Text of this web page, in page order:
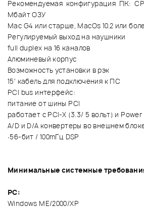
Рекомендуемая конфигурация ПК:
Мбайт ОЗУ
Mac G4 или старше, MacOs 10.2 или
Регулируемый выход на наушники
full duplex на 16 каналов
Алюминевый корпус
Возможность установки в рэк
15' кабель для подключения к ПС
PCI bus интерфейс:
питание от шины PCI
работает с PCI-X (3.3/ 5 вольт) и Power
А/D и D/A конвертеры во внешнем
·56-бит / 100mГц DSP
Минимальные системные
PC:
Windows ME/2000/XP